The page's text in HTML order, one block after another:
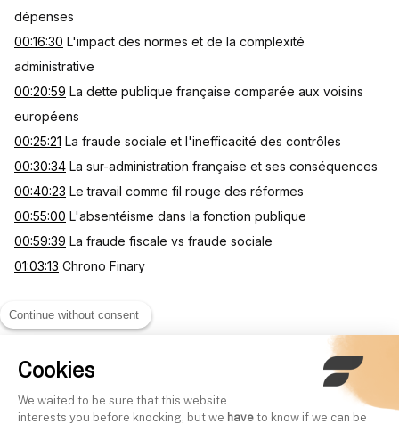
Continue without consent
Cookies
We waited to be sure that this website
interests you before knocking, but we have to know if we can be
dépenses
00:16:30 L'impact des normes et de la complexité
administrative
00:20:59 La dette publique française comparée aux voisins
européens
00:25:21 La fraude sociale et l'inefficacité des contrôles
00:30:34 La sur-administration française et ses conséquences
00:40:23 Le travail comme fil rouge des réformes
00:55:00 L'absentéisme dans la fonction publique
00:59:39 La fraude fiscale vs fraude sociale
01:03:13 Chrono Finary